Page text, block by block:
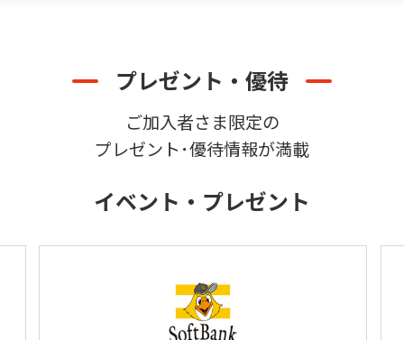
プレゼント・優待
ご加入者さま限定の
プレゼント･優待情報が満載
イベント・プレゼント